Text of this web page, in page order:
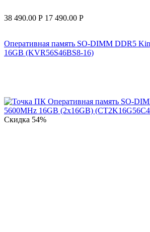
38 490.00 Р 17 490.00 Р
Оперативная память SO-DIMM DDR5
16GB (KVR56S46BS8-16)
Скидка 54%